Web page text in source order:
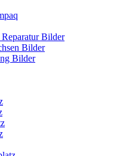
Bilder
Bilder
Bilder